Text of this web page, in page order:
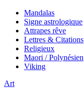
Mandalas
Signe astrologique
Attrapes rêve
Lettres & Citations
Religieux
Maori / Polynésien
Viking
Art